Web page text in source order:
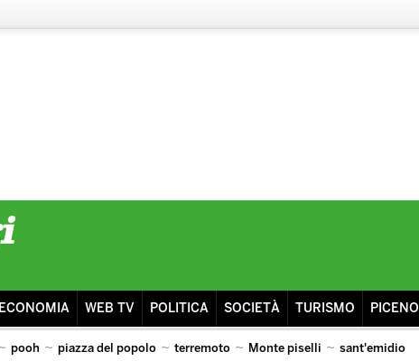
ECONOMIA WEB TV POLITICA SOCIETÀ TURISMO PICENO
pooh piazza del popolo terremoto Monte piselli sant'emidio